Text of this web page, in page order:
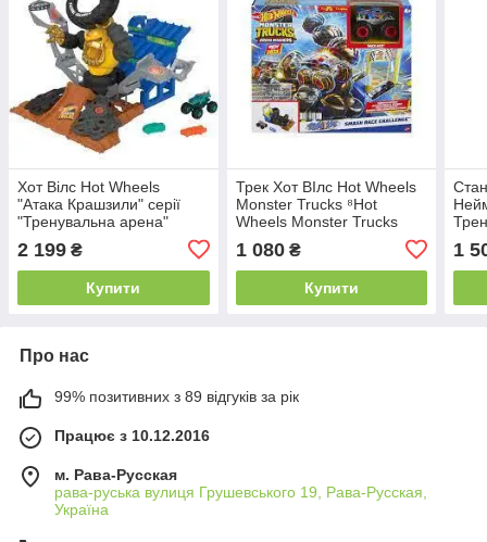
Хот Вілс Hot Wheels
"Атака Крашзили" серії
"Тренувальна арена"
2 199 ₴
Купити
Трек Хот ВІлс Hot Wheels
Monster Trucks ⁸Hot
Wheels Monster Trucks
Arena Smashers Race Ace
HNB89
1 080₴
Купити
1
Про нас
99% позитивних з 89 відгуків за рік
Працює з 10.12.2016
м. Рава-Русская
рава-руська вулиця Грушевського 19, Рава-Русская,
Україна